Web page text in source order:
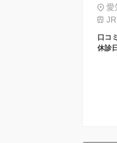
愛
口コミ
休診日